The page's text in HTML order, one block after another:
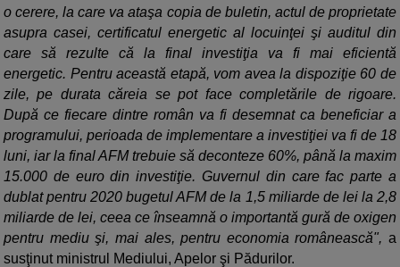
o cerere, la care va ataşa copia de buletin, actul de proprietate
asupra casei, certificatul energetic al locuinţei şi auditul din
care să rezulte că la final investiţia va fi mai eficientă
energetic. Pentru această etapă, vom avea la dispoziţie 60 de
zile, pe durata căreia se pot face completările de rigoare.
După ce fiecare dintre român va fi desemnat ca beneficiar a
programului, perioada de implementare a investiţiei va fi de 18
luni, iar la final AFM trebuie să deconteze 60%, până la maxim
15.000 de euro din investiţie. Guvernul din care fac parte a
dublat pentru 2020 bugetul AFM de la 1,5 miliarde de lei la 2,8
miliarde de lei, ceea ce înseamnă o importantă gură de oxigen
pentru mediu şi, mai ales, pentru economia românească", a
susţinut ministrul Mediului, Apelor şi Pădurilor.